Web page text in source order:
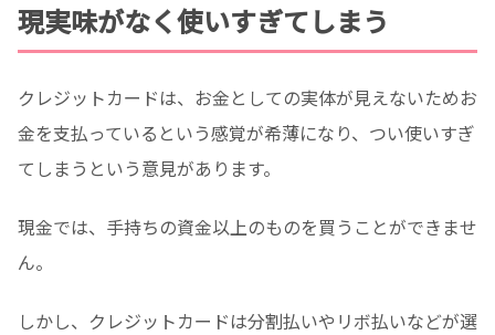
現実味がなく使いすぎてしまう
クレジットカードは、お金としての実体が見えないためお
金を支払っているという感覚が希薄になり、つい使いすぎ
てしまうという意見があります。
現金では、手持ちの資金以上のものを買うことができませ
ん。
しかし、クレジットカードは分割払いやリボ払いなどが選